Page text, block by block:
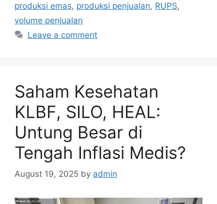
produksi emas, produksi penjualan, RUPS,
volume penjualan
Leave a comment
Saham Kesehatan
KLBF, SILO, HEAL:
Untung Besar di
Tengah Inflasi Medis?
August 19, 2025 by admin